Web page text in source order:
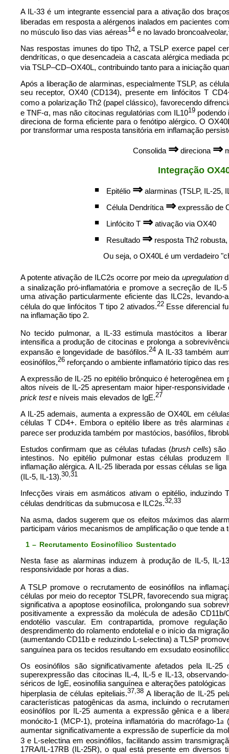
A IL-33 é um integrante essencial para a ativação dos
liberadas em resposta a alérgenos inalados em pacientes
no músculo liso das vias aéreas14 e no lavado broncoalveolar,
Nas respostas imunes do tipo Th2, a TSLP exerce papel
dendríticas, o que desencadeia a cascata alérgica mediada
via TSLP–CD–OX40L, contribuindo tanto para a iniciação
Após a liberação de alarminas, especialmente TSLP, as
seu receptor, OX40 (CD134), presente em linfócitos T
como a polarização Th2 (papel clássico), favorecendo
e TNF-α, mas não citocinas regulatórias com IL1019 podendo
direciona de forma eficiente para o fenótipo alérgico. O
por transformar uma resposta tansitória em inflamação
Consolida ⇒ direciona ⇒
Integração
■ Epitélio ⇒alarminas (TSLP, IL-25,
■
Célula Dendrítica ⇒expressão de
■
Linfócito T ⇒ativação via OX40
■
Resultado ⇒resposta Th2
Ou seja, o OX40L é um verdadeiro
A potente ativação de ILC2s ocorre por meio da upregulation
a sinalização pró-inflamatória e promove a secreção de IL-
uma ativação particularmente eficiente das ILC2s,
célula do que linfócitos T tipo 2 ativados.22Esse diferencial
na inflamação tipo 2.
No tecido pulmonar, a IL-33 estimula mastócitos a
intensifica a produção de citocinas e prolonga a
expansão e longevidade de basófilos.24A IL-33 também
eosinófilos,26 reforçando o ambiente inflamatório típico das
A expressão de IL-25 no epitélio brônquico é heterogênea
altos níveis de IL-25 apresentam maior hiper-
prick teste níveis mais elevados de IgE.27
A IL-25 ademais, aumenta a expressão de OX40L em
células T CD4+. Embora o epitélio libere as três
parece ser produzida também por mastócios, basófilos,
Estudos confirmam que as células tufadas (brush cells) são
intestinos. No epitélio pulmonar estas células
inflamação alérgica. A IL-25 liberada por essas células se
(IL-5, IL-13).30,31
Infecções virais em asmáticos ativam o epitélio,
células dendríticas da submucosa e ILC2s.32,33
Na asma, dados sugerem que os efeitos máximos das
participam vários mecanismos de amplificação o que tende
1 – Recrutamento Eosinofílico Sustentado
Nesta fase as alarminas induzem à produção de IL-5, IL-
responsividade por horas a dias.
A TSLP promove o recrutamento de eosinófilos na
células por meio do receptor TSLPR, favorecendo sua
significativa a apoptose eosinofílica, prolongando sua
positivamente a expressão da molécula de adesão
endotélio vascular. Em contrapartida, promove
desprendimento do rolamento endotelial e o início da
(aumentando CD11b e reduzindo L-selectina) a TLSP
sanguínea para os tecidos resultando em exsudato
Os eosinófilos são significativamente afetados pela IL-
superexpressão das citocinas IL-4, IL-5 e IL-13,
séricos de IgE, eosinofilia sanguínea e alterações
hiperplasia de células epiteliais.37,38 A liberação de IL-25
características patogênicas da asma, incluindo o
eosinófilos por IL-25 aumenta a expressão gênica e a
monócito-1 (MCP-1), proteína inflamatória do macrófago-1a
aumentar significativamente a expressão de superfície da
3 e L-selectina em eosinófilos, facilitando assim
17RA/IL-17RB (IL-25R), o qual está presente em diversos